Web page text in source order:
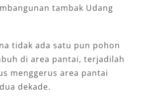
tambak Udang
tidak ada satu pun pohon
di area pantai, terjadilah
menggerus area pantai
dekade.